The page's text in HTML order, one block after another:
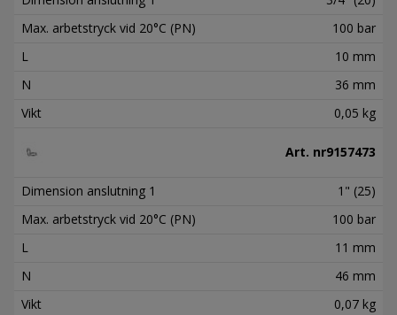
Max. arbetstryck vid 20°C (PN)
100 bar
L
10 mm
N
36 mm
Vikt
0,05 kg
Art. nr9157473
Dimension anslutning 1
1" (25)
Max. arbetstryck vid 20°C (PN)
100 bar
L
11 mm
N
46 mm
Vikt
0,07 kg